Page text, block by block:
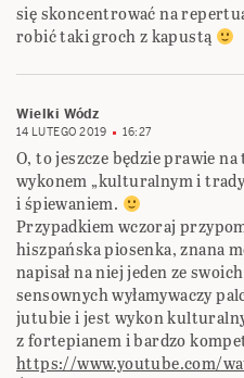
się skoncentrować na
robić taki groch z kapustą
Wielki Wódz
14 LUTEGO 2019 16:27
O, to jeszcze będzie prawie
wykonem „kulturalnym i
i śpiewaniem.
Przypadkiem wczoraj
hiszpańska piosenka, znana
napisał na niej jeden ze
sensownych wyłamywaczy
jutubie i jest wykon
z fortepianem i bardzo
https://www.youtube.com/